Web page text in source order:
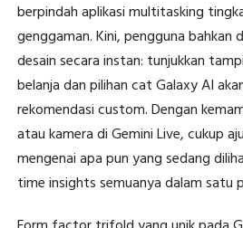
berpindah aplikasi multitasking
genggaman. Kini, pengguna bahkan
desain secara instan: tunjukkan
belanja dan pilihan cat Galaxy AI
rekomendasi custom. Dengan
atau kamera di Gemini Live, cukup
mengenai apa pun yang sedang
time insights semuanya dalam satu